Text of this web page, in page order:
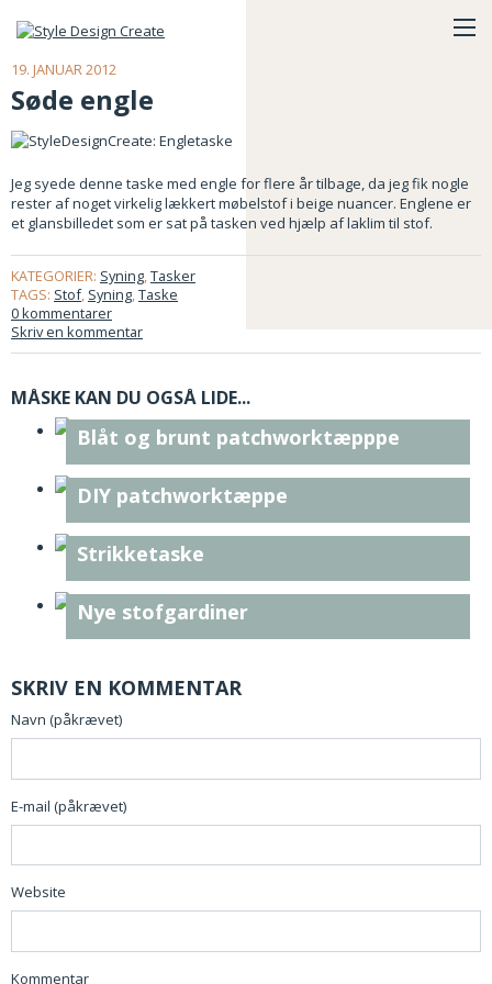
19. JANUAR 2012
Søde engle
Jeg syede denne taske med engle for flere år tilbage, da jeg fik nogle
rester af noget virkelig lækkert møbelstof i beige nuancer. Englene er
et glansbilledet som er sat på tasken ved hjælp af laklim til stof.
KATEGORIER: Syning,Tasker
TAGS: Stof, Syning,Taske
0 kommentarer
Skriv en kommentar
MÅSKE KAN DU OGSÅ LIDE...
Blåt og brunt patchworktæpppe
DIY patchworktæppe
Strikketaske
Nye stofgardiner
SKRIV EN KOMMENTAR
Navn (påkrævet)
E-mail (påkrævet)
Website
Kommentar